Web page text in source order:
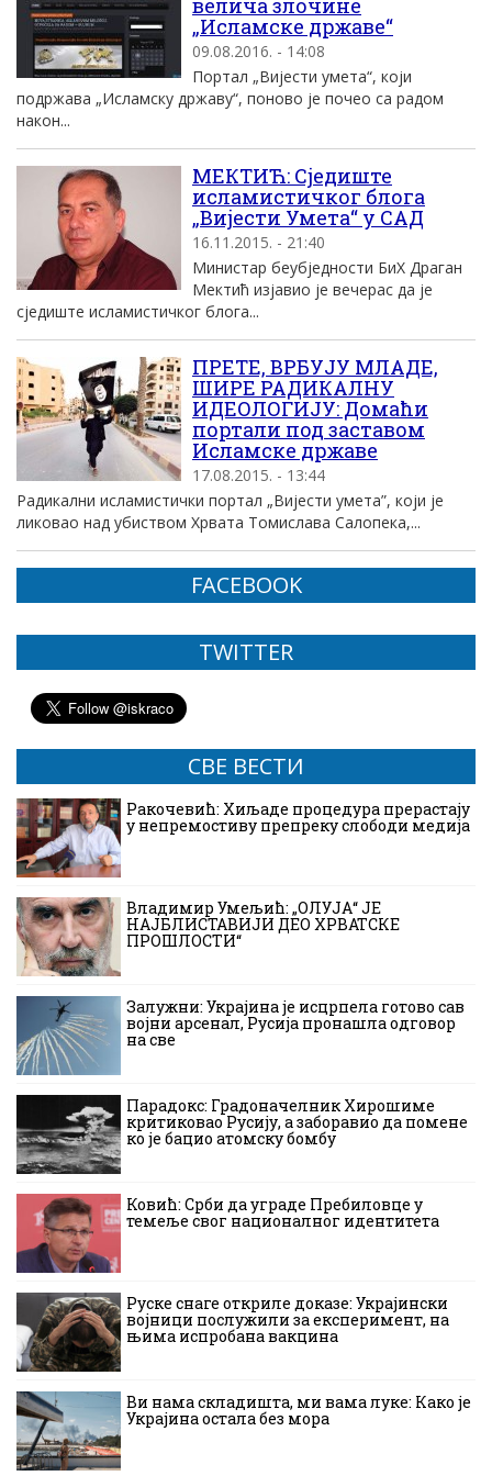
велича злочине
„Исламске државе“
09.08.2016. - 14:08
Портал „Вијести умета“, који
подржава „Исламску државу“, поново је почео са радом
након...
МЕКТИЋ: Сједиште
исламистичког блога
„Вијести Умета“ у САД
16.11.2015. - 21:40
Министар беyбједности БиХ Драган
Мектић изјавио је вечерас да је
сједиште исламистичког блога...
ПРЕТЕ, ВРБУЈУ МЛАДЕ,
ШИРЕ РАДИКАЛНУ
ИДЕОЛОГИЈУ: Домаћи
портали под заставом
Исламске државе
17.08.2015. - 13:44
Радикални исламистички портал „Вијести умета”, који је
ликовао над убиством Хрвата Томислава Салопека,...
FACEBOOK
TWITTER
СВЕ ВЕСТИ
Ракочевић: Хиљаде процедура прерастају
у непремостиву препреку слободи медија
Владимир Умељић: „ОЛУЈА“ ЈЕ
НАЈБЛИСТАВИЈИ ДЕО ХРВАТСКЕ
ПРОШЛОСТИ“
Залужни: Украјина је исцрпела готово сав
војни арсенал, Русија пронашла одговор
на све
Парадокс: Градоначелник Хирошиме
критиковао Русију, а заборавио да помене
ко је бацио атомску бомбу
Ковић: Срби да уграде Пребиловце у
темеље свог националног идентитета
Руске снаге откриле доказе: Украјински
војници послужили за експеримент, на
њима испробана вакцина
Ви нама складишта, ми вама луке: Како је
Украјина остала без мора